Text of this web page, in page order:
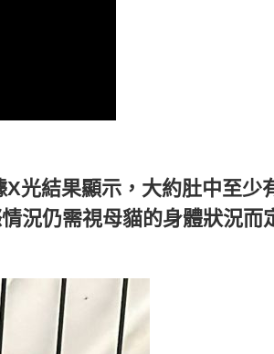
光結果顯示，大約肚中至少
況仍需視母貓的身體狀況而